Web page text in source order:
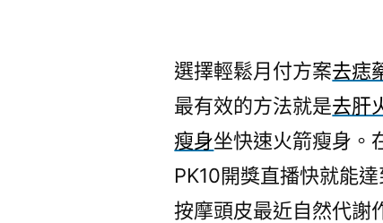
選擇輕鬆月付方案去痣
最有效的方法就是去肝
瘦身坐快速火箭瘦身。
PK10開獎直播快就能
按摩頭皮最近自然代謝